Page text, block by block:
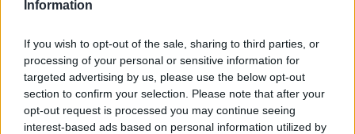
Information
If you wish to opt-out of the sale, sharing to third parties, or
processing of your personal or sensitive information for
targeted advertising by us, please use the below opt-out
section to confirm your selection. Please note that after your
opt-out request is processed you may continue seeing
interest-based ads based on personal information utilized by
ούτε να αξιοποιηθεί. Προσβάλλω τα sms ως πλαστά.
υπογραφές δυο εκ των εμπειρότερων
πραγματογνωμόνων, του κ.Καλατζήκαι του υιού του.
Επίσης, θα δώσω σχεδιαγράμματα από τα οποία
προκύπτει ότι ταsmsδεν αντηλλάγησαν μεταξύ των